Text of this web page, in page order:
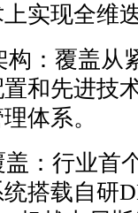
实现全维
：覆盖从
和先进技
体系。
：行业首
搭载自研